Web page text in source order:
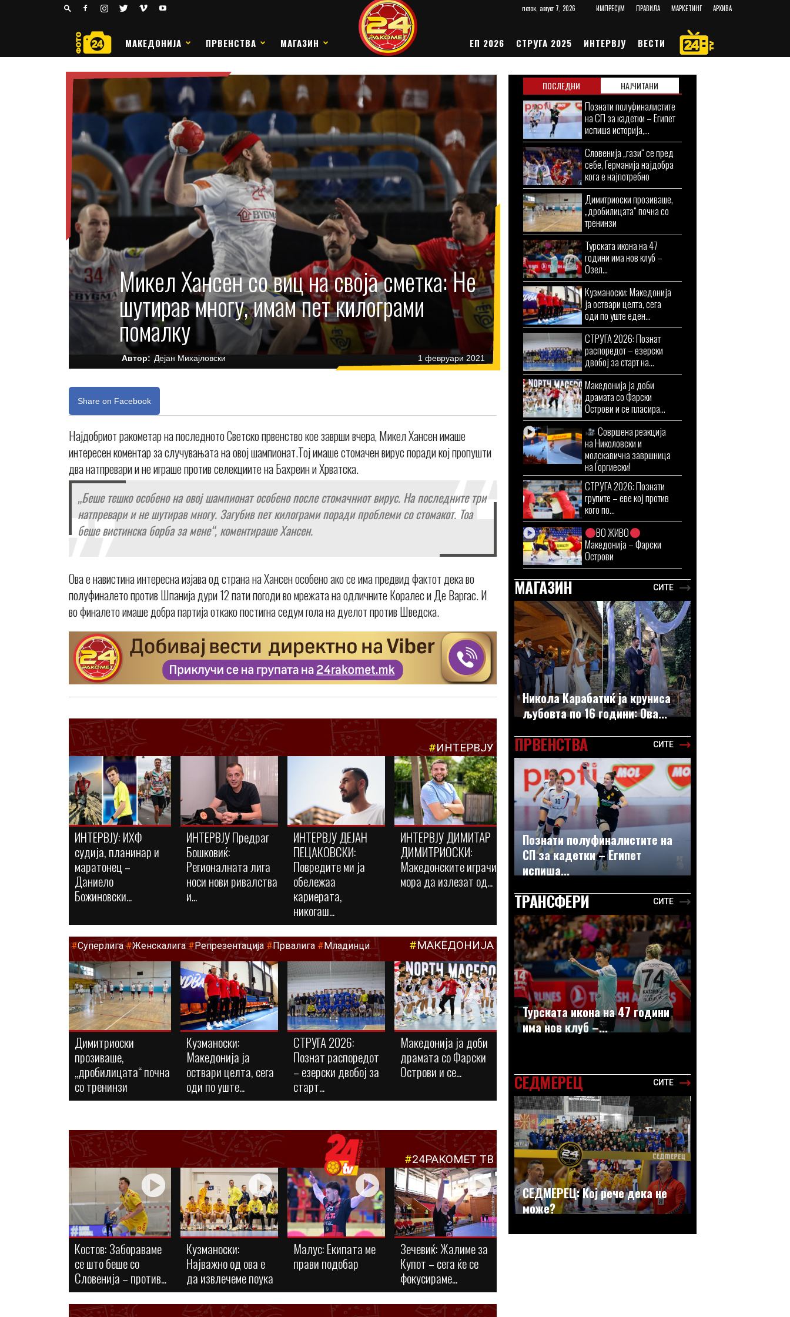
петок, август 7, 2026 ИМПРЕСУМ ПРАВИЛА МАРКЕТИНГ АРХИВА
РАКОМЕТ
МАКЕДОНИЈА ПРВЕНСТВА МАГАЗИН ЕП 2026 СТРУГА 2025 ИНТЕРВЈУ ВЕСТИ
Микел Хансен со виц на своја сметка: Не
шутирав многу, имам пет килограми
помалку
Автор: Дејан Михајловски 1 февруари 2021
Share on Facebook
Најдобриот ракометар на последното Светско првенство кое заврши вчера, Микел Хансен имаше
интересен коментар за случувањата на овој шампионат.Тој имаше стомачен вирус поради кој пропушти
два натпревари и не играше против селекциите на Бахреин и Хрватска.
„Беше тешко особено на овој шампионат особено после стомачниот вирус. На последните три
натпревари и не шутирав многу. Загубив пет килограми поради проблеми со стомакот. Тоа
беше вистинска борба за мене“, коментираше Хансен.
Oва е навистина интересна изјава од страна на Хансен особено ако се има предвид фактот дека во
полуфиналето против Шпанија дури 12 пати погоди во мрежата на одличните Коралес и Де Варгас. И
во финалето имаше добра партија откако постигна седум гола на дуелот против Шведска.
#ИНТЕРВЈУ
ИНТЕРВЈУ: ИХФ
судија, планинар и
маратонец –
Даниело
Божиновски...
ИНТЕРВЈУ Предраг
Бошковиќ:
Регионалната лига
носи нови ривалства
и...
ИНТЕРВЈУ ДЕЈАН
ПЕЦАКОВСКИ:
Повредите ми ја
обележаа
кариерата,
никогаш...
ИНТЕРВЈУ ДИМИТАР
ДИМИТРИОСКИ:
Македонските играчи
мора да излезат од...
#Суперлига #Женскалига#Репрезентација #Првалига #Младинци #МАКЕДОНИЈА
Димитриоски
прозиваше,
„дробилицата“ почна
со тренинзи
Кузманоски:
Македонија ја
оствари целта, сега
оди по уште...
СТРУГА 2026:
Познат распоредот
– езерски двобој за
старт...
Македонија ја доби
драмата со Фарски
Острови и се...
#24РАКОМЕТ ТВ
Костов: Забораваме
се што беше со
Словенија – против...
Кузманоски:
Најважно од ова е
да извлечеме поука
Малус: Eкипата ме
прави подобар
Зечевиќ: Жалиме за
Купот – сега ќе се
фокусираме...
ПОСЛЕДНИ НАЈЧИТАНИ
Познати полуфиналистите
на СП за кадетки – Египет
испиша историја,...
Словенија „гази“ се пред
себе, Германија најдобра
кога е најпотребно
Димитриоски прозиваше,
„дробилицата“ почна со
тренинзи
Турската икона на 47
години има нов клуб –
Озел...
Кузманоски: Македонија
ја оствари целта, сега
оди по уште еден...
СТРУГА 2026: Познат
распоредот – езерски
двобој за старт на...
Македонија ја доби
драмата со Фарски
Острови и се пласира...
Совршена реакција
на Николовски и
молскавична завршница
на Ѓоргиески!
СТРУГА 2026: Познати
групите – еве кој против
кого по...
ВО ЖИВО
Македонија – Фарски
Острови
МАГАЗИН СИТЕ
Никола Карабатиќ ја круниса
љубовта по 16 години: Ова...
ПРВЕНСТВА СИТЕ
Познати полуфиналистите на
СП за кадетки – Египет
испиша...
ТРАНСФЕРИ СИТЕ
Турската икона на 47 години
има нов клуб –...
СЕДМЕРЕЦ СИТЕ
СЕДМЕРЕЦ: Кој рече дека не
може?